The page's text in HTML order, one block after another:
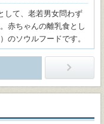
して、老若男女問わず
赤ちゃんの離乳食とし
のソウルフードです。